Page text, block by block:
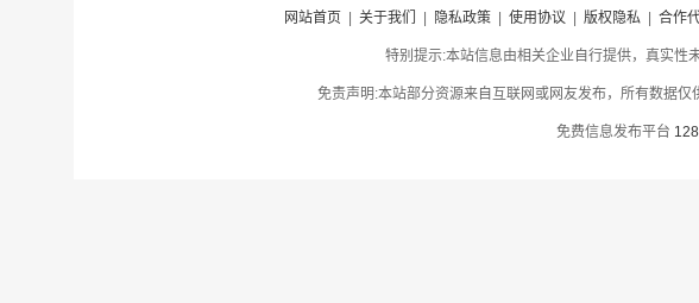
网站首页 关于我们 隐私政策| 使用协议 版权隐私| 合作
特别提示:本站信息由相关企业自行提供，真实性
免责声明:本站部分资源来自互联网或网友发布，所有数据
免费信息发布平台